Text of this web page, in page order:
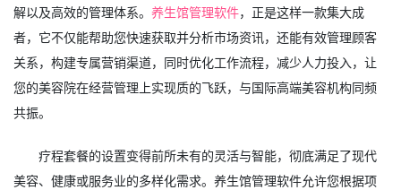
解以及高效的管理体系。 养生馆管理软件，正是这样一款集大成
者，它不仅能帮助您快速获取并分析市场资讯，还能有效管理顾客
关系，构建专属营销渠道，同时优化工作流程，减少人力投入，让
您的美容院在经营管理上实现质的飞跃，与国际高端美容机构同频
共振。
疗程套餐的设置变得前所未有的灵活与智能，彻底满足了现代
美容、健康或服务业的多样化需求。养生馆管理软件允许您根据项